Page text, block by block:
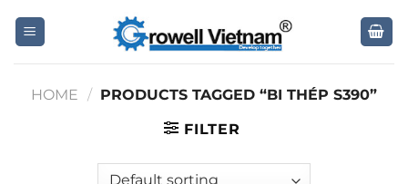
HOME / PRODUCTS TAGGED “BI THÉP S390”
FILTER